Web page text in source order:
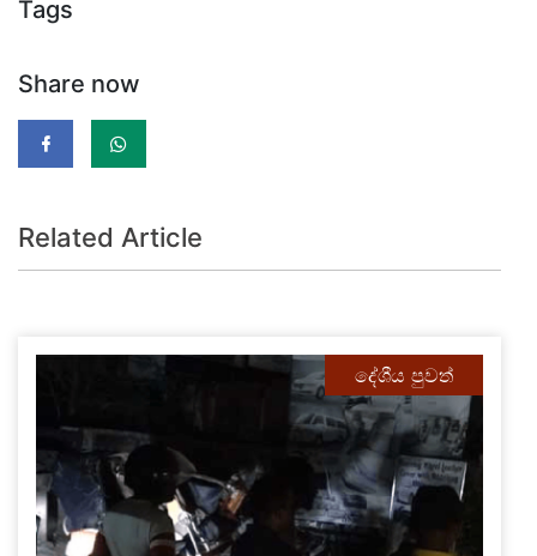
Tags
Share now
Related Article
දේශීය පුවත්